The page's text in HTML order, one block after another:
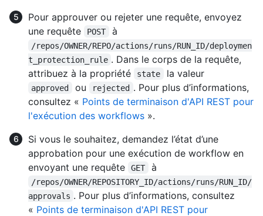
Pour approuver ou rejeter une requête, envoyez
une requête
POST à
/repos/OWNER/REPO/actions/runs/RUN_ID/deploymen
t_protection_rule . Dans le corps de la requête,
attribuez à la propriété
state la valeur
approved ou rejected . Pour plus d’informations,
consultez « Points de terminaison d'API REST pour
l'exécution des workflows ».
Si vous le souhaitez, demandez l’état d’une
approbation pour une exécution de workflow en
envoyant une requête
GET à
/repos/OWNER/REPOSITORY_ID/actions/runs/RUN_ID/
approvals . Pour plus d’informations, consultez
« Points de terminaison d'API REST pour